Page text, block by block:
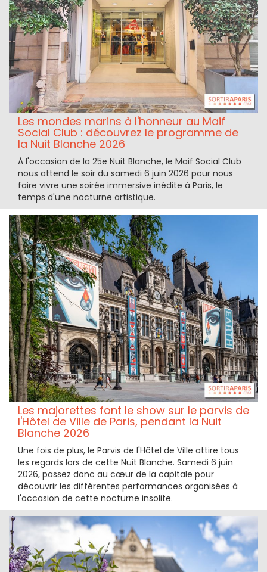
Les mondes marins à l'honneur au Maif
Social Club : découvrez le programme de
la Nuit Blanche 2026
À l'occasion de la 25e Nuit Blanche, le Maif Social Club
nous attend le soir du samedi 6 juin 2026 pour nous
faire vivre une soirée immersive inédite à Paris, le
temps d'une nocturne artistique.
Les majorettes font le show sur le parvis de
l'Hôtel de Ville de Paris, pendant la Nuit
Blanche 2026
Une fois de plus, le Parvis de l'Hôtel de Ville attire tous
les regards lors de cette Nuit Blanche. Samedi 6 juin
2026, passez donc au cœur de la capitale pour
découvrir les différentes performances organisées à
l'occasion de cette nocturne insolite.